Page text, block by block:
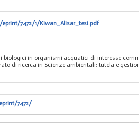
7472/1/Kiwan_Alisar_tesi.pdf
biologici in organismi acquatici di interesse
di ricerca in Scienze ambientali: tutela e
7472/